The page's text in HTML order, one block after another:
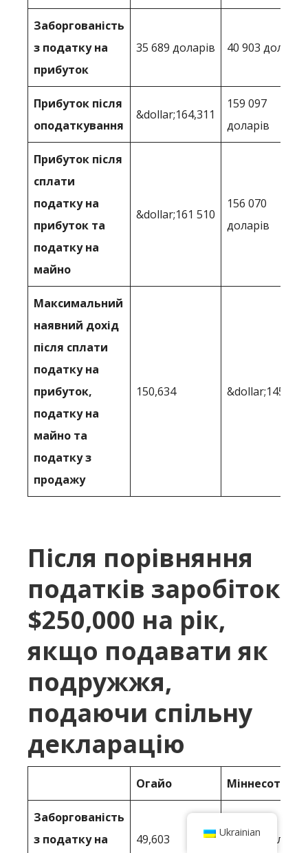
Заборгованість
з податку на
прибуток
35 689 доларів 40 903 долари
Прибуток після
оподаткування
&dollar;164,311
159 097
доларів
Прибуток після
сплати
податку на
прибуток та
податку на
майно
&dollar;161 510
156 070
доларів
Максимальний
наявний дохід
після сплати
податку на
прибуток,
податку на
майно та
податку з
продажу
150,634 &dollar;145,195
Після порівняння
податків заробіток
$250,000 на рік,
якщо подавати як
подружжя,
подаючи спільну
декларацію
Огайо Міннесота
Заборгованість
з податку на
49,603 56 747 доларів
Ukrainian